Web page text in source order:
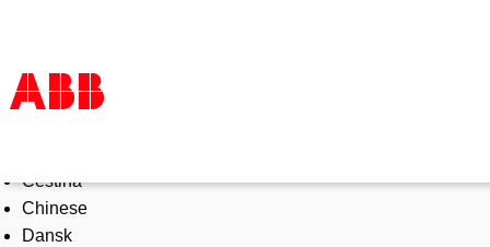
Products & Solutions
Industries
Services
Čeština
Chinese
Dansk